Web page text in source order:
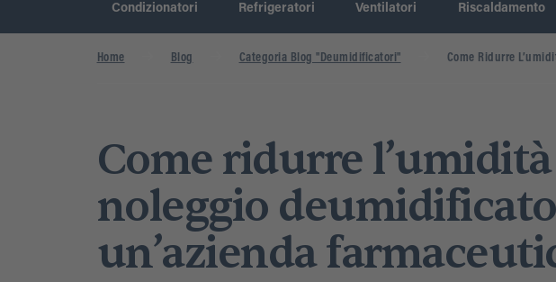
Condizionatori Refrigeratori Ventilatori Riscaldamento
Home Blog Categoria Blog "Deumidificatori" Come Ridurre
Come ridurre
noleggio
un’azienda